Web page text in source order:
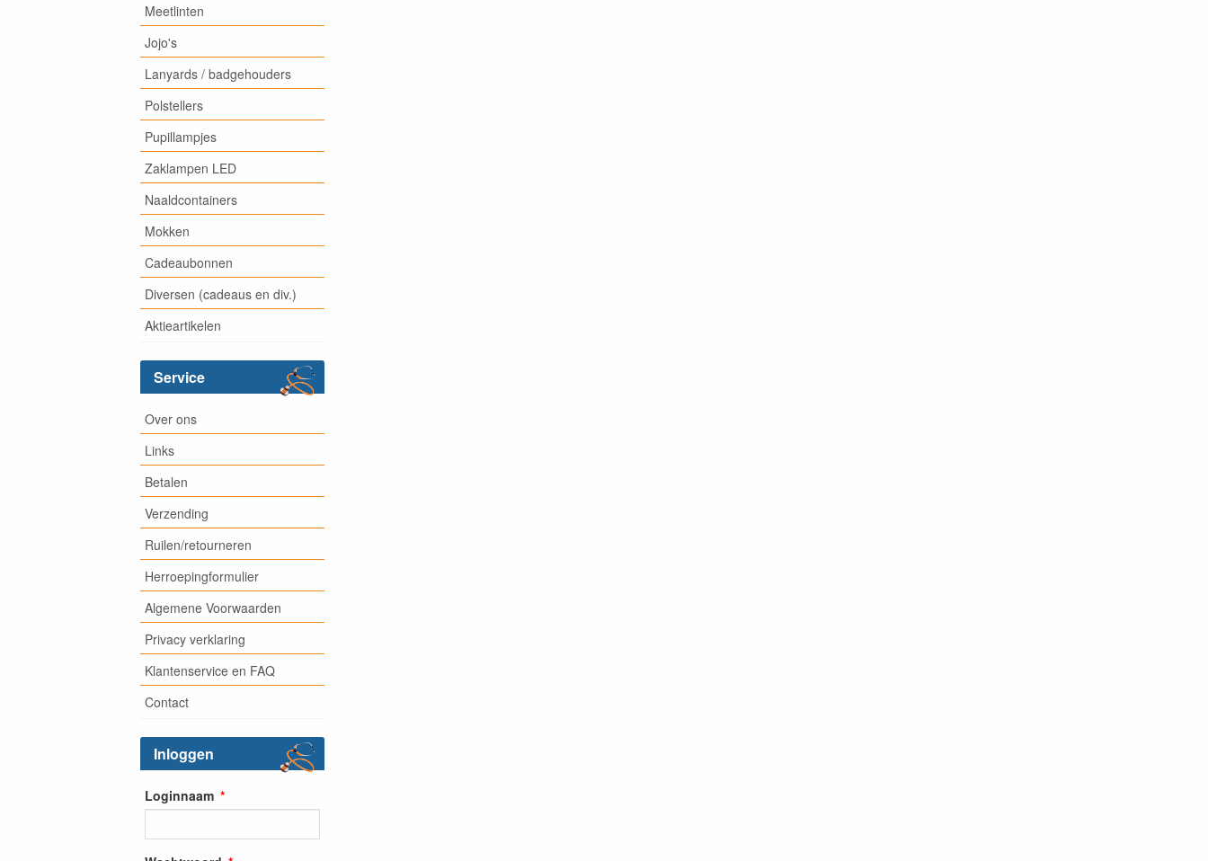
Meetlinten
Jojo's
Lanyards / badgehouders
Polstellers
Pupillampjes
Zaklampen LED
Naaldcontainers
Mokken
Cadeaubonnen
Diversen (cadeaus en div.)
Aktieartikelen
Service
Over ons
Links
Betalen
Verzending
Ruilen/retourneren
Herroepingformulier
Algemene Voorwaarden
Privacy verklaring
Klantenservice en FAQ
Contact
Inloggen
Loginnaam